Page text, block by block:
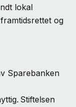
lokal
og
Sparebanken
Stiftelsen